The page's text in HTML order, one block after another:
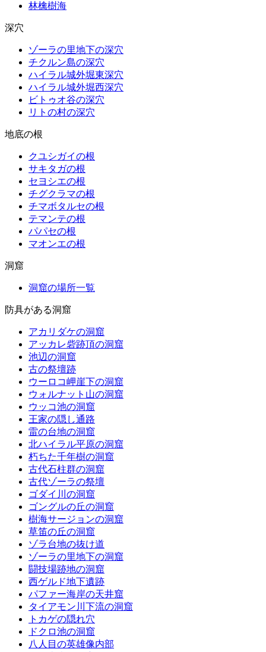
林檎樹海
深穴
ゾーラの里地下の深穴
チクルン島の深穴
ハイラル城外堀東深穴
ハイラル城外堀西深穴
ビトゥオ谷の深穴
リトの村の深穴
地底の根
クユシガイの根
サキタガの根
セヨシエの根
チグクラマの根
チマボタルセの根
テマンテの根
パパセの根
マオンエの根
洞窟
洞窟の場所一覧
防具がある洞窟
アカリダケの洞窟
アッカレ砦跡頂の洞窟
池辺の洞窟
古の祭壇跡
ウーロコ岬崖下の洞窟
ウォルナット山の洞窟
ウッコ池の洞窟
王家の隠し通路
雷の台地の洞窟
北ハイラル平原の洞窟
朽ちた千年樹の洞窟
古代石柱群の洞窟
古代ゾーラの祭壇
ゴダイ川の洞窟
ゴングルの丘の洞窟
樹海サージョンの洞窟
草笛の丘の洞窟
ゾラ台地の抜け道
ゾーラの里地下の洞窟
闘技場跡地の洞窟
西ゲルド地下遺跡
パファー海岸の天井窟
タイアモン川下流の洞窟
トカゲの隠れ穴
ドクロ池の洞窟
八人目の英雄像内部